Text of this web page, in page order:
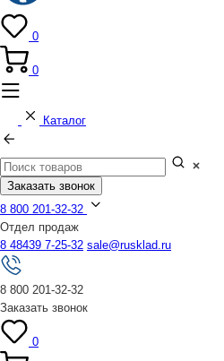
0
0
Каталог
Заказать звонок
8 800 201-32-32
Отдел продаж
8 48439 7-25-32 sale@rusklad.ru
8 800 201-32-32
Заказать звонок
0